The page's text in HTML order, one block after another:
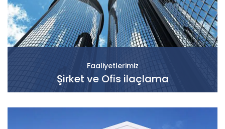
Faaliyetlerimiz
Şirket ve Ofis ilaçlama